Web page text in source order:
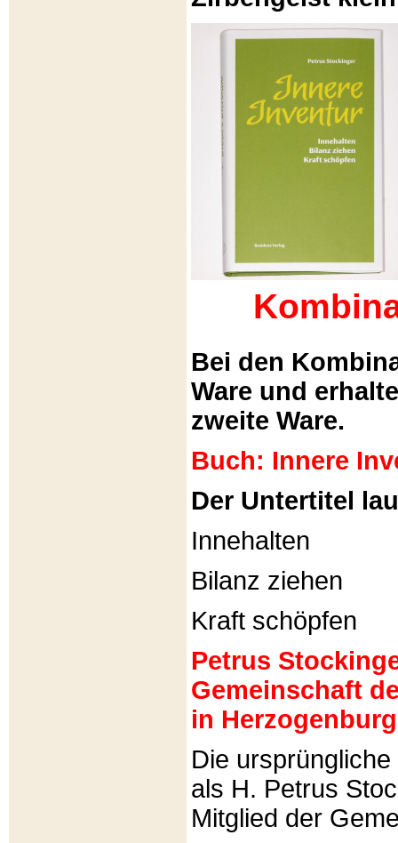
Bei den
Ware und
zweite Ware.
Buch: Innere
Der Untertitel
Innehalten
Bilanz ziehen
Kraft schöpfen
Petrus
Gemeinschaft
in
Die
als H. Petrus
Mitglied der